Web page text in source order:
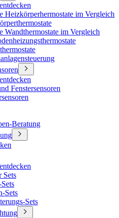
Heizkörperhermostate im Vergleich
Wandthermostate im Vergleich
Fenstersensoren
Beratung
Sets
Sets
Sets